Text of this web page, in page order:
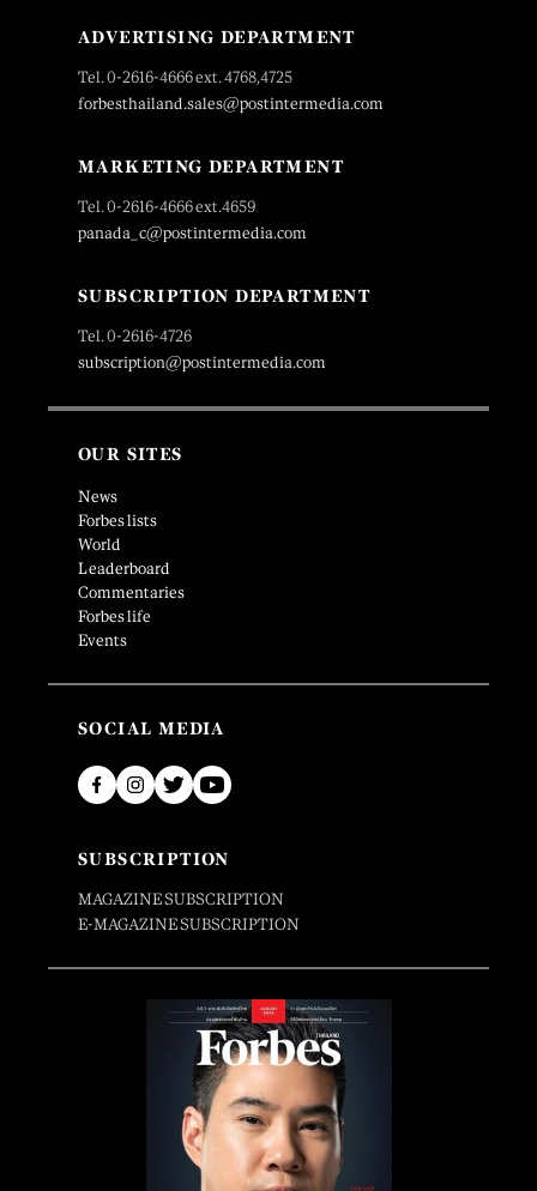
ADVERTISING DEPARTMENT
Tel. 0-2616-4666 ext. 4768,4725
forbesthailand.sales@postintermedia.com
MARKETING DEPARTMENT
Tel. 0-2616-4666 ext.4659
panada_c@postintermedia.com
SUBSCRIPTION DEPARTMENT
Tel. 0-2616-4726
subscription@postintermedia.com
OUR SITES
News
Forbes lists
World
Leaderboard
Commentaries
Forbes life
Events
SOCIAL MEDIA
SUBSCRIPTION
MAGAZINE SUBSCRIPTION
E-MAGAZINE SUBSCRIPTION